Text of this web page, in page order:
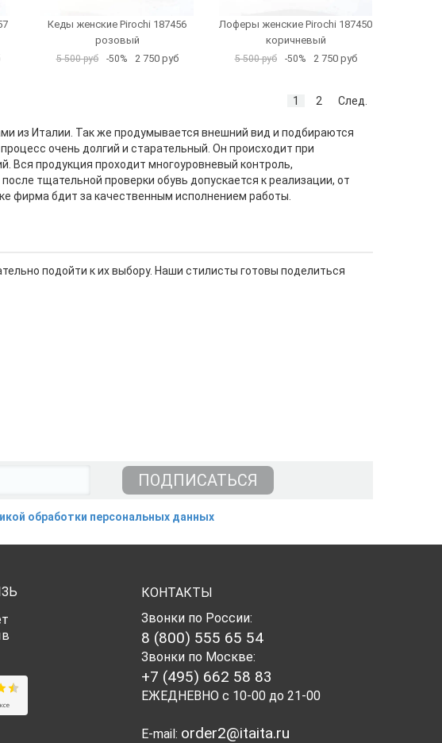
Кеды женские Pirochi 187456
розовый
5 500 руб -50% 2 750 руб
Лоферы женские Pirochi 187450
коричневый
5 500 руб -50% 2 750 руб
1 2 След.
из Италии. Так же продумывается внешний вид и подбираются
очень долгий и старательный. Он происходит при
Вся продукция проходит многоуровневый контроль,
тщательной проверки обувь допускается к реализации, от
фирма бдит за качественным исполнением работы.
подойти к их выбору. Наши стилисты готовы поделиться
обработки персональных данных
КОНТАКТЫ
Звонки по России:
8 (800) 555 65 54
Звонки по Москве:
+7 (495) 662 58 83
ЕЖЕДНЕВНО с 10-00 до 21-00
E-mail: order2@itaita.ru